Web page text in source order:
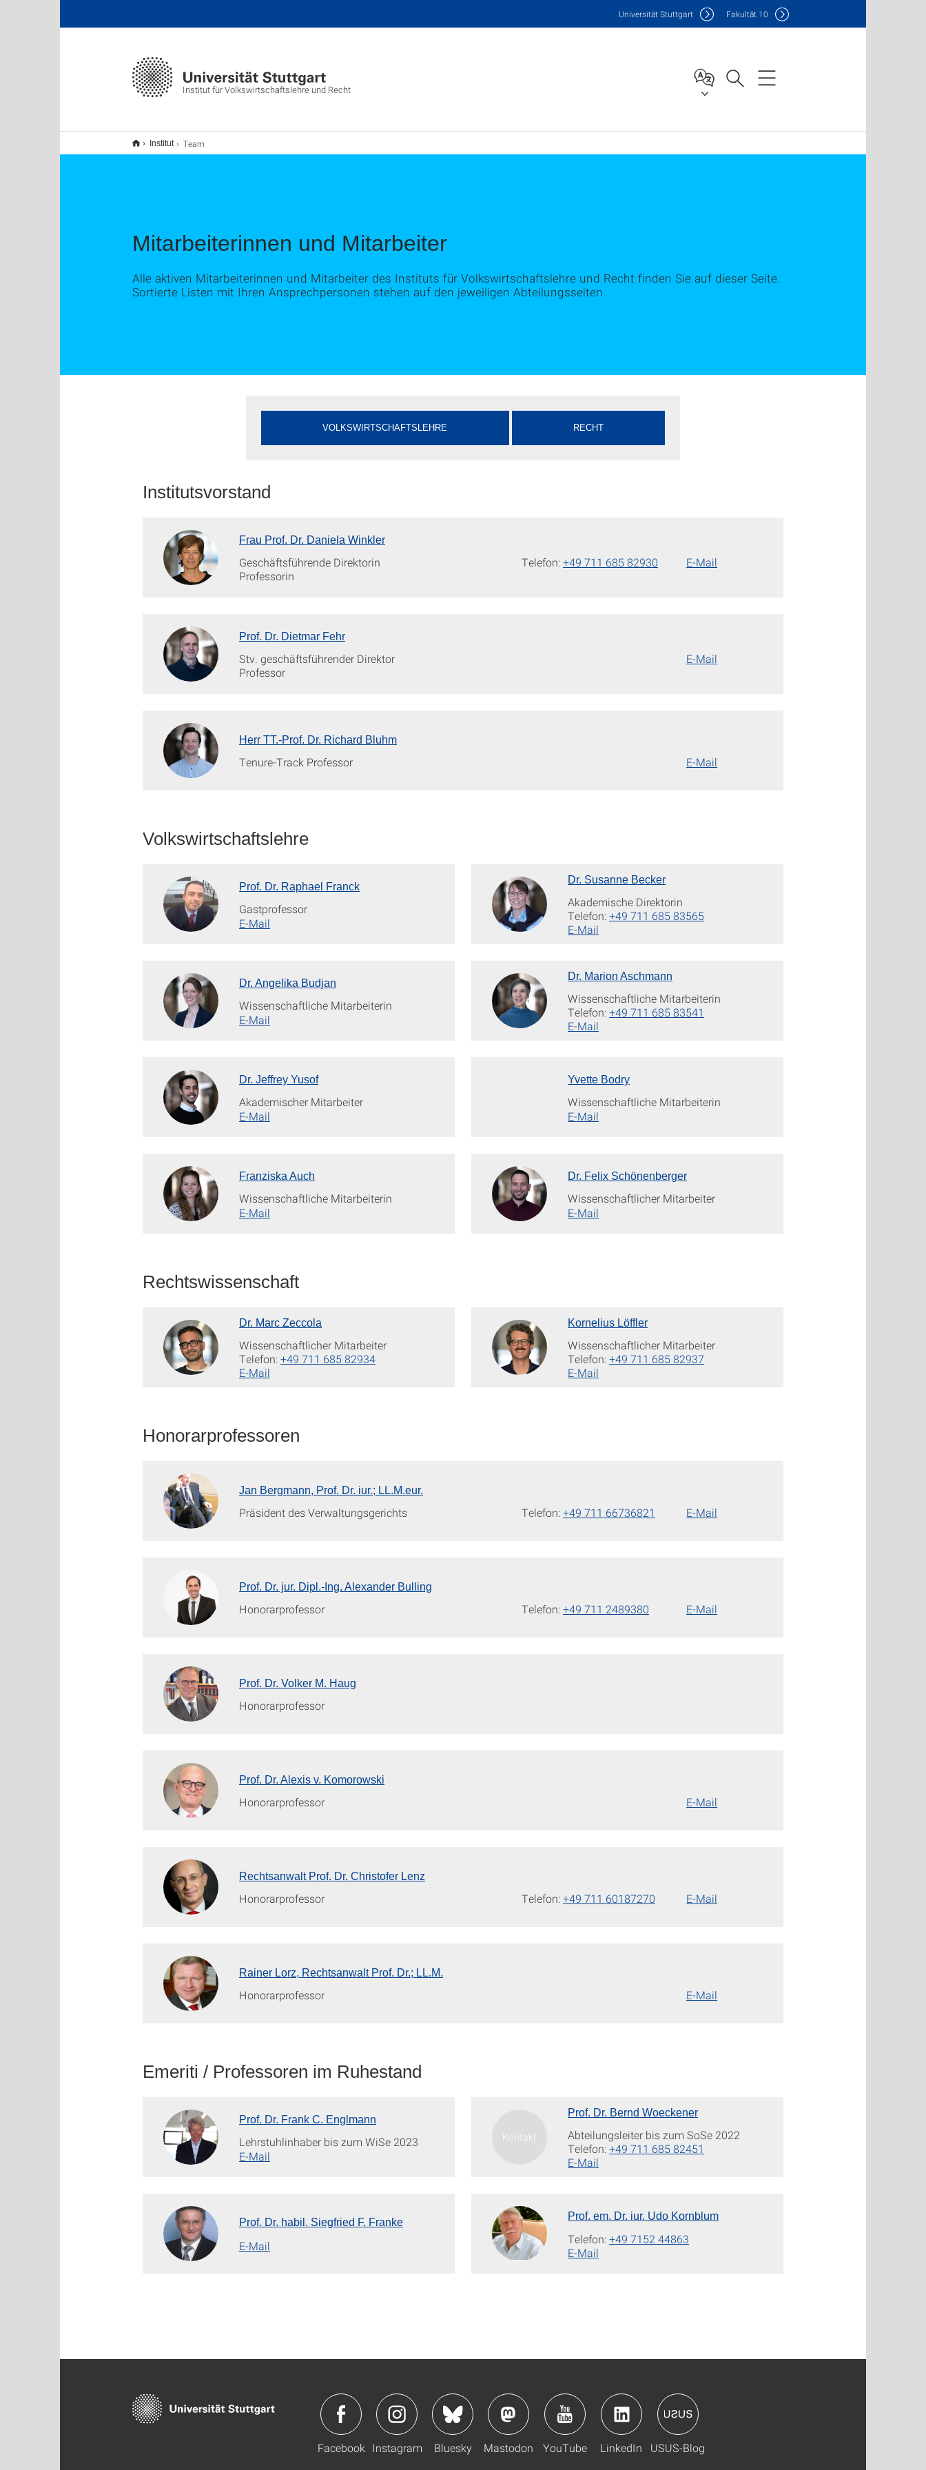
Institut für Volkswirtschaftslehre und Recht
Universität Stuttgart Fakultät 10
Institut Team
Mitarbeiterinnen und Mitarbeiter
Alle aktiven Mitarbeiterinnen und Mitarbeiter des Instituts für Volkswirtschaftslehre und Recht finden Sie auf dieser Seite.
Sortierte Listen mit Ihren Ansprechpersonen stehen auf den jeweiligen Abteilungsseiten.
VOLKSWIRTSCHAFTSLEHRE RECHT
Institutsvorstand
Frau Prof. Dr. Daniela Winkler
Geschäftsführende Direktorin
Professorin
Telefon:+49 711 685 82930 E-Mail
Prof. Dr. Dietmar Fehr
Stv. geschäftsführender Direktor
Professor
E-Mail
Herr TT.-Prof. Dr. Richard Bluhm
Tenure-Track Professor E-Mail
Volkswirtschaftslehre
Prof. Dr. Raphael Franck
Gastprofessor
E-Mail
Dr. Susanne Becker
Akademische Direktorin
Telefon:+49 711 685 83565
E-Mail
Dr. Angelika Budjan
Wissenschaftliche Mitarbeiterin
E-Mail
Dr. Marion Aschmann
Wissenschaftliche Mitarbeiterin
Telefon:+49 711 685 83541
E-Mail
Dr. Jeffrey Yusof
Akademischer Mitarbeiter
E-Mail
Yvette Bodry
Wissenschaftliche Mitarbeiterin
E-Mail
Franziska Auch
Wissenschaftliche Mitarbeiterin
E-Mail
Dr. Felix Schönenberger
Wissenschaftlicher Mitarbeiter
E-Mail
Rechtswissenschaft
Dr. Marc Zeccola
Wissenschaftlicher Mitarbeiter
Telefon:+49 711 685 82934
E-Mail
Kornelius Löffler
Wissenschaftlicher Mitarbeiter
Telefon:+49 711 685 82937
E-Mail
Honorarprofessoren
Jan Bergmann, Prof. Dr. iur.; LL.M.eur.
Präsident des Verwaltungsgerichts Telefon:+49 711 66736821 E-Mail
Prof. Dr. jur. Dipl.-Ing. Alexander Bulling
Honorarprofessor Telefon:+49 711 2489380 E-Mail
Prof. Dr. Volker M. Haug
Honorarprofessor
Prof. Dr. Alexis v. Komorowski
Honorarprofessor E-Mail
Rechtsanwalt Prof. Dr. Christofer Lenz
Honorarprofessor Telefon:+49 711 60187270 E-Mail
Rainer Lorz, Rechtsanwalt Prof. Dr.; LL.M.
Honorarprofessor E-Mail
Emeriti / Professoren im Ruhestand
Prof. Dr. Frank C. Englmann
Lehrstuhlinhaber bis zum WiSe 2023
E-Mail
Prof. Dr. Bernd Woeckener
Abteilungsleiter bis zum SoSe 2022
Telefon:+49 711 685 82451
E-Mail
Prof. Dr. habil. Siegfried F. Franke
E-Mail
Prof. em. Dr. iur. Udo Kornblum
Telefon:+49 7152 44863
E-Mail
Facebook Instagram Bluesky Mastodon YouTube LinkedIn USUS-Blog